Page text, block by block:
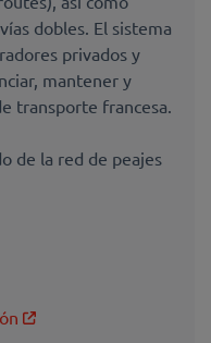
dobles. El sistema
privados y
mantener y
transporte francesa.
de la red de peajes